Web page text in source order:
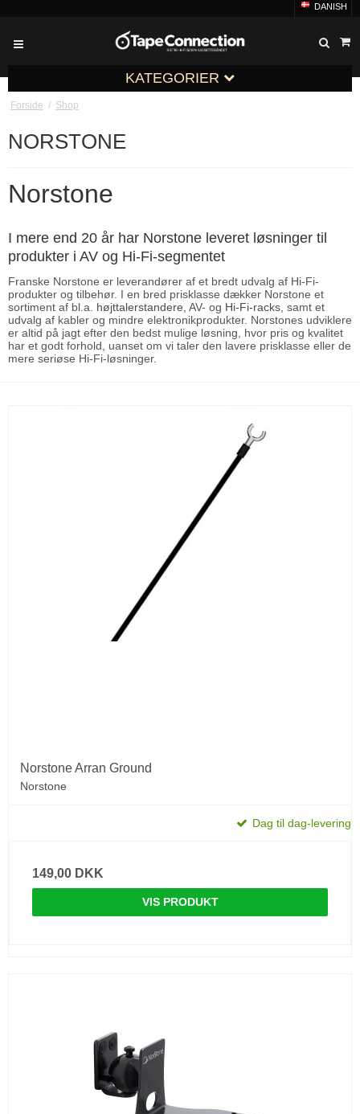
DANISH
KATEGORIER
Forside / Shop
NORSTONE
Norstone
I mere end 20 år har Norstone leveret løsninger til
produkter i AV og Hi-Fi-segmentet
Franske Norstone er leverandører af et bredt udvalg af Hi-Fi-
produkter og tilbehør. I en bred prisklasse dækker Norstone et
sortiment af bl.a. højttalerstandere, AV- og Hi-Fi-racks, samt et
udvalg af kabler og mindre elektronikprodukter. Norstones udviklere
er altid på jagt efter den bedst mulige løsning, hvor pris og kvalitet
har et godt forhold, uanset om vi taler den lavere prisklasse eller de
mere seriøse Hi-Fi-løsninger.
Norstone Arran Ground
Norstone
Dag til dag-levering
149,00 DKK
VIS PRODUKT